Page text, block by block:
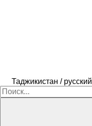
Таджикистан / русский